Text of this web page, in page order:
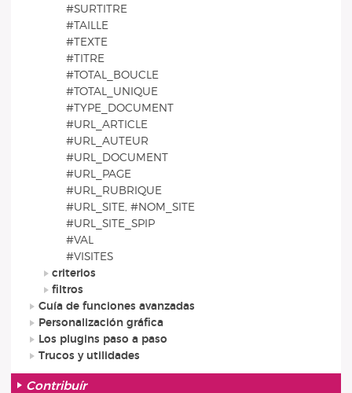
#SURTITRE
#TAILLE
#TEXTE
#TITRE
#TOTAL_BOUCLE
#TOTAL_UNIQUE
#TYPE_DOCUMENT
#URL_ARTICLE
#URL_AUTEUR
#URL_DOCUMENT
#URL_PAGE
#URL_RUBRIQUE
#URL_SITE, #NOM_SITE
#URL_SITE_SPIP
#VAL
#VISITES
criterios
filtros
Guía de funciones avanzadas
Personalización gráfica
Los plugins paso a paso
Trucos y utilidades
Contribuír